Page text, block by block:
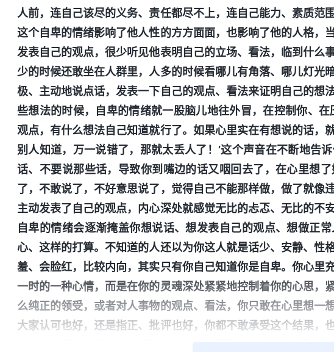
人前，连自己该尽的义务、责任都尽不上，连自己能力、素质范
这个自卑的情绪影响了他人性的方方面面，也影响了他的人格，
发表自己的观点，很少听见他表明自己的立场、看法，临到什么
少的时候还敢坐在人群里，人多的时候看哪儿有角落、哪儿灯光
极、主动地说点话，发表一下自己的观点、看法来证明自己的想
些想法的时候，自卑的情绪就一股脑儿地往外冒，在控制你、
观点，有什么想法自己知道就行了。如果心里实在有想说的话，
别人知道，万一说错了，那就太丢人了！’这个声音在不断地告
话、不要说那些话，导致你到嘴边的话又咽回去了，在心里想
了，不敢说了，不好意思说了，觉得自己不能那样做，做了就像
主动发表了自己的观点，内心深处就感觉无比的忐忑、无比的不
自卑的情绪会逐渐掩盖你想说话、想发表自己的观点、想做正
心、这样的打算。不知道的人还以为你这人就是话少、安静、性
羞、会脸红，比较内向，其实只有你自己知道你是自卑。你心里
一时的一种心情，而是在你的灵魂深处紧紧地控制着你的心思，
么纯正的领受，或者对人事物的观点、看法，你只敢在心里想一
大家认可也好，还是指正、批评也好，你都不敢承受这个结果，